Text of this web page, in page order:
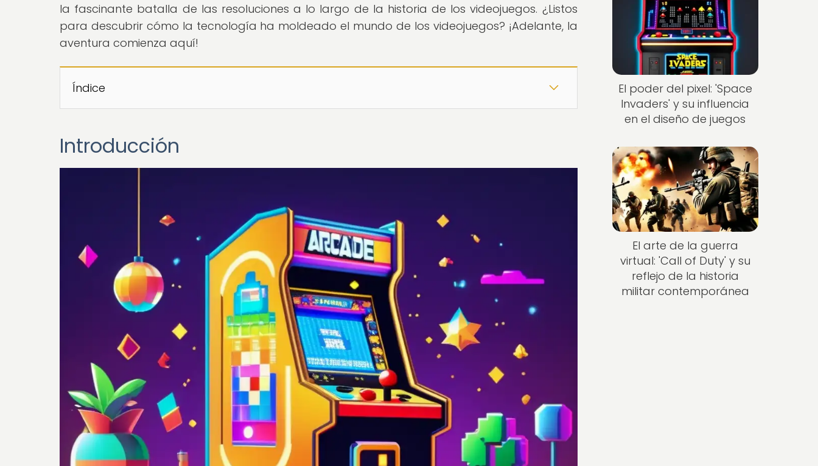
la fascinante batalla de las resoluciones a lo largo de la historia de los videojuegos. ¿Listos
para descubrir cómo la tecnología ha moldeado el mundo de los videojuegos? ¡Adelante, la
aventura comienza aquí!
Índice
Introducción
El poder del pixel: 'Space
Invaders' y su influencia
en el diseño de juegos
El arte de la guerra
virtual: 'Call of Duty' y su
reflejo de la historia
militar contemporánea